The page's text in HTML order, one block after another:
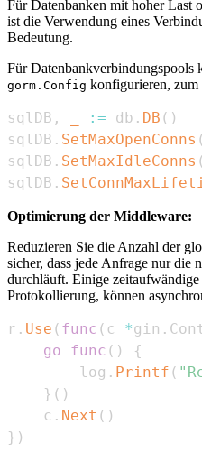
Für Datenbanken mit hoher Last
ist die Verwendung eines
Bedeutung.
Für Datenbankverbindungspools
gorm.Config konfigurieren, zum
sqlDB , := db . DB ( )
sqlDB . SetMaxOpenConns (
sqlDB . SetMaxIdleConns (
sqlDB .
Optimierung der Middleware:
Reduzieren Sie die Anzahl der
sicher, dass jede Anfrage nur die
durchläuft. Einige
Protokollierung, können
r . Use ( func ( c *gin .
go
func ( )
{
        log
. Printf (
} ( )
    c
. Next ( )
} )